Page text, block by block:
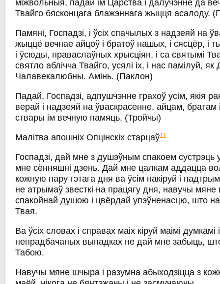
міжвольныя, падай ім Царства і далучэнне да
Твайго бясконцага блажэннага жыцця асалоду.
Памяні, Госпадзі, і ўсіх спачылых з надзеяй на
жыццё вечнае айцоў і братоў нашых, і сясцёр, і
і ўсюды, праваслаўных хрысціян, і са святымі
святло аблічча Твайго, усялі іх, і нас памілуй, як
Чалавекалюбны. Амінь. (Паклон)
Падай, Госпадзі, адпушчэнне грахоў усім, якія
верай і надзеяй на ўваскрасенне, айцам, братам
ствары ім вечную памяць. (Тройчы)
Малітва апошніх Опцінскіх старцаў11
Госпадзі, дай мне з душэўным спакоем
мне сённяшні дзень. Дай мне цалкам аддацца
кожную пару гэтага дня ва ўсім накіруй і
не атрымаў звесткі на працягу дня, навучы мяне
спакойнай душою і цвёрдай упэўненасцю, што
Твая.
Ва ўсіх словах і справах маіх кіруй маімі думкамі
непрадбачаных выпадках не дай мне забыць,
Табою.
Навучы мяне шчыра і разумна абыходзіцца з